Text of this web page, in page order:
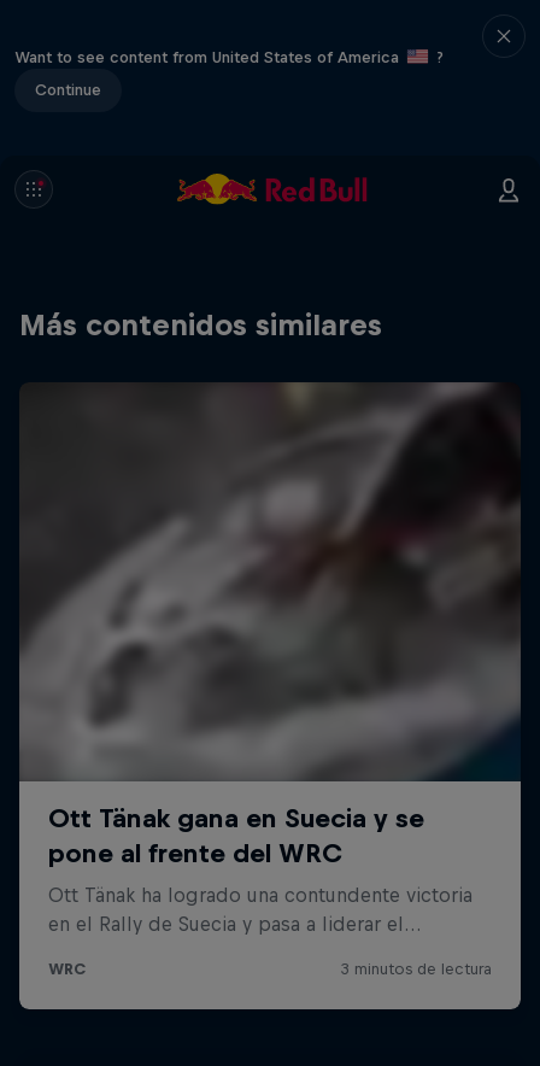
Want to see content from United States of America
?
Continue
Más contenidos similares